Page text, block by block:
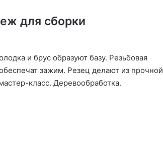
для сборки
и брус образуют базу. Резьбовая
зажим. Резец делают из прочной
класс. Деревообработка.